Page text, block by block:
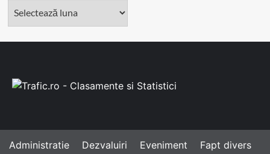
Administratie Dezvaluiri Eveniment Fapt divers